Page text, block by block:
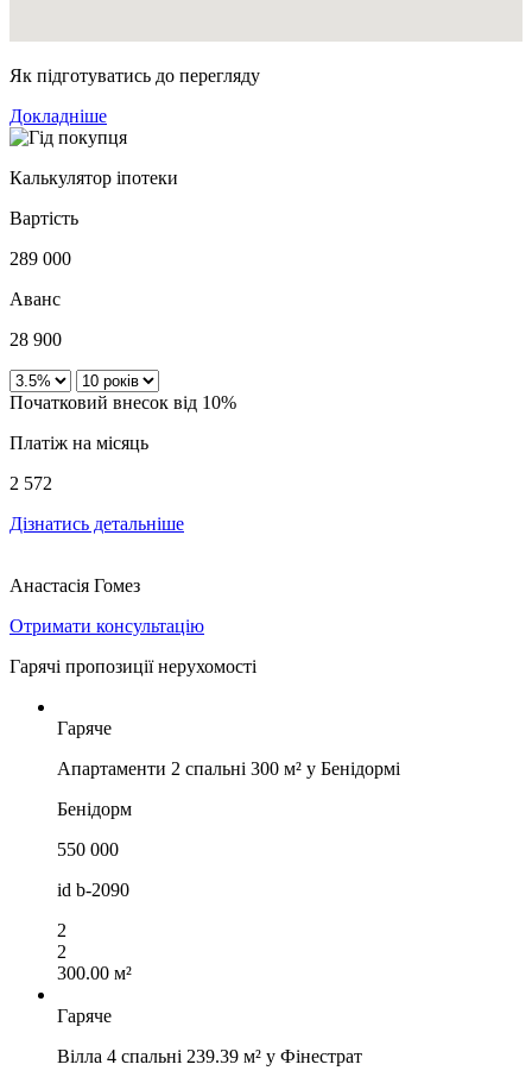
Як підготуватись до перегляду
Докладніше
Калькулятор іпотеки
Вартість
289 000
Аванс
28 900
Початковий внесок від 10%
Платіж на місяць
2 572
Дізнатись детальніше
Анастасія Гомез
Отримати консультацію
Гарячі пропозиції нерухомості
Гаряче
Апартаменти 2 спальні 300 м² у Бенідормі
Бенідорм
550 000
id b-2090
2
2
300.00 м²
Гаряче
Вілла 4 спальні 239.39 м² у Фінестрат